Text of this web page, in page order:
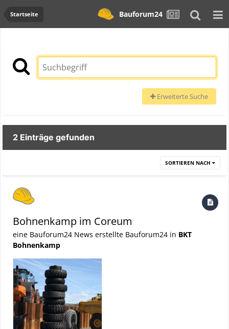
Startseite Bauforum24
Erweiterte Suche
2 Einträge gefunden
SORTIEREN NACH
Bohnenkamp im Coreum
eine Bauforum24 News erstellte Bauforum24 in BKT
Bohnenkamp